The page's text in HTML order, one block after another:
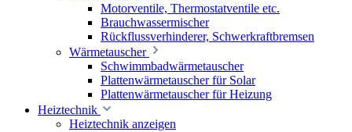
Motorventile, Thermostatventile etc.
Brauchwassermischer
Rückflussverhinderer, Schwerkraftbremsen
Wärmetauscher
Schwimmbadwärmetauscher
Plattenwärmetauscher für Solar
Plattenwärmetauscher für Heizung
Heiztechnik
Heiztechnik anzeigen